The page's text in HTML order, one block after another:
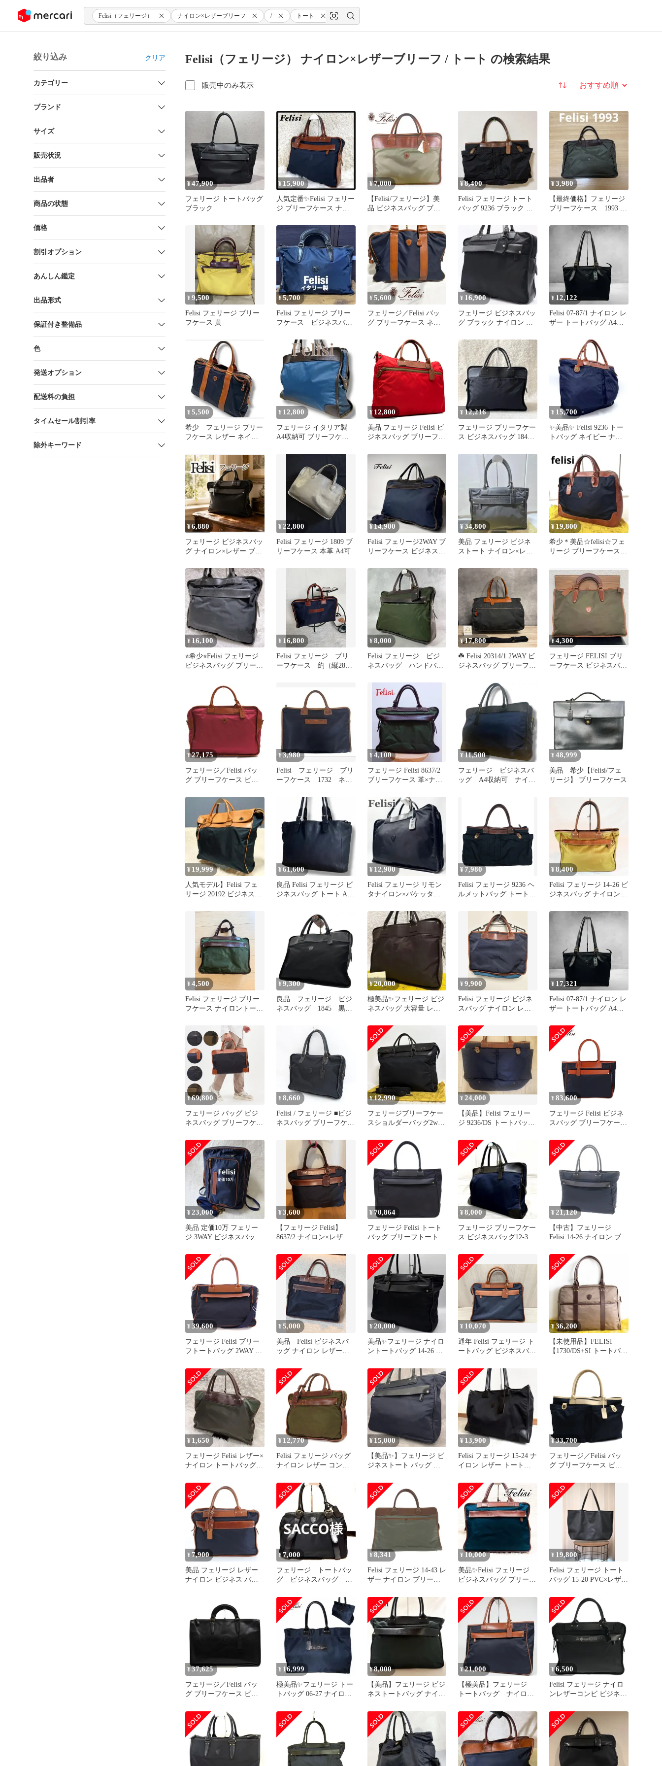
ツにスキップ Felisi（フェリージ） ナイロン×レザーブリーフ / トート
絞り込み クリア
カテゴリー
ブランド
サイズ
販売状況
出品者
商品の状態
価格
割引オプション
あんしん鑑定
出品形式
保証付き整備品
色
発送オプション
配送料の負担
タイムセール割引率
除外キーワード
Felisi（フェリージ） ナイロン×レザーブリーフ / トート の検索結果
販売中のみ表示 並び替え
¥47,900
フェリージ トートバッグ
ブラック
¥ 15,900
人気定番✨Felisi フェリー
ジ ブリーフケース ナイ
¥7,000
【Felisi/フェリージ】美
品 ビジネスバッグ ブリ
¥8,400
Felisi フェリージ トート
バッグ 9236 ブラック 保
¥3,980
【最終価格】フェリージ
ブリーフケース 1993
¥9,500
Felisi フェリージ ブリー
フケース 黄
¥5,700
Felisi フェリージ ブリー
フケース ビジネスバッ
¥5,600
フェリージ／Felisi バッ
グ ブリーフケース ネイ
¥ 16,900
フェリージ ビジネスバッ
グ ブラック ナイロン レ
8637
¥ 12,122
Felisi 07-87/1 ナイロン レ
ザー トートバッグ A4収
¥ 5,500
希少 フェリージ ブリー
フケース レザー ネイビ
¥ 12,800
フェリージ イタリア製
A4収納可 ブリーフケー
ブラウン
¥ 12,800
美品 フェリージ Felisi ビ
ジネスバッグ ブリーフケ
ロン レザー レッド 赤 A4
手提げ 通勤 出張 夏休み
帰省 お盆 敬老の日 シル
バーウィーク 秋 ギフト
プレゼント
¥ 12,216
フェリージ ブリーフケー
ス ビジネスバッグ 1845
¥ 15,700
✨美品✨ Felisi 9236 トー
トバッグ ネイビー ナイ
¥6,880
フェリージ ビジネスバッ
グ ナイロン×レザー ブラ
製
¥ 22,800
Felisi フェリージ 1809 ブ
リーフケース 本革 A4可
¥14,900
Felisi フェリージ2WAY ブ
リーフケース ビジネスバ
¥34,800
美品 フェリージ ビジネ
ストート ナイロン×レザ
ア製
¥ 19,800
希少＊美品☆felisi☆フェ
リージ ブリーフケース
可
¥ 16,100
⭐︎希少⭐︎Felisi フェリージ
ビジネスバッグ ブリーフ
¥ 16,800
Felisi フェリージ ブリ
ーフケース 約（縦28×
¥8,000
Felisi フェリージ ビジ
ネスバッグ ハンドバッ
¥17,800
☘️ Felisi 20314/1 2WAY ビ
ジネスバッグ ブリーフケ
イビー A4可 J2-1075
¥4,300
フェリージ FELISI ブリ
ーフケース ビジネスバッ
¥27,175
フェリージ／Felisi バッ
グ ブリーフケース ビジ
メンズ 男性 男性用 ナイ
ロン レザー 革 本革 ピン
ト
¥3,980
Felisi フェリージ ブリ
ーフケース 1732 ネイ
¥4,100
フェリージ Felisi 8637/2
ブリーフケース 革×ナイ
¥11,500
フェリージ ビジネスバ
ッグ A4収納可 ナイロ
¥ 48,999
美品 希少【Felisi/フェ
リージ】 ブリーフケース
¥ 19,999
人気モデル】Felisi フェ
リージ 20192 ビジネスバ
¥ 61,600
良品 Felisi フェリージ ビ
ジネスバッグ トート A4
¥ 12,900
Felisi フェリージ リモン
タナイロン×バケッタレ
¥ 7,980
Felisi フェリージ 9236 ヘ
ルメットバッグ トートバ
イロン バケッタレザー
イタリア製 A4 マチ調整
可 ブリーフケース 大容
量 メンズ レディース ユ
ニセックス 軽量 軽い 出
張 通学 通勤 営業 書類カ
バン カジュアル 鞄
¥8,400
Felisi フェリージ 14-26 ビ
ジネスバッグ ナイロン
¥4,500
Felisi フェリージ ブリー
フケース ナイロントート
¥ 9,300
良品 フェリージ ビジ
ネスバッグ 1845 黒
¥20,000
極美品✨フェリージ ビジ
ネスバッグ 大容量 レザ
ン
¥9,900
Felisi フェリージ ビジネ
スバッグ ナイロン レザ
¥ 17,321
Felisi 07-87/1 ナイロン レ
ザー トートバッグ A4収
¥69,800
フェリージ バッグ ビジ
ネスバッグ ブリーフケー
12/39 DS 選べるカラー
¥ 8,660
Felisi / フェリージ ■ビジ
ネスバッグ ブリーフケー
【バッグ/バック/BAG/鞄/
カバン】 ブランド【中
¥12,990
フェリージブリーフケー
スショルダーバッグ2way
グトート
¥ 24,000
【美品】Felisi フェリー
ジ 9236/DS トートバッグ
¥ 83,600
フェリージ Felisi ビジネ
スバッグ ブリーフケース
ディース 本革 14/26/3/DS
115000644
¥23,000
美品 定価10万 フェリー
ジ 3WAY ビジネスバッグ
¥3,600
【フェリージ Felisi】
8637/2 ナイロン×レザー
¥ 70,864
フェリージ Felisi トート
バッグ ブリーフトート
ー シルバー金具 紺
1426DS0044 【保存袋】
【中古】
¥8,000
フェリージ ブリーフケー
ス ビジネスバッグ12-39
¥ 21,120
【中古】フェリージ
Felisi 14-26 ナイロン ブリ
ビーxブラック
【W38.5xH29xD13.5】
【メンズ】
¥ 39,600
フェリージ Felisi ブリー
フトートバッグ 2WAY ハ
ナイロン レザー 切替 ロ
ゴ F 紺 ネイビー 茶 ブラ
ウン 22/55/1/DS /BB
¥5,000
美品 Felisi ビジネスバ
ッグ ナイロン レザー
¥20,000
美品✨️フェリージ ナイロ
ントートバッグ 14-26 ブ
¥ 10,070
通年 Felisi フェリージ ト
ートバッグ ビジネスバッ
ス レザー ナイロン メン
ズ 本革 B4 ブラウン×ネ
イビー
¥36,200
【未使用品】FELISI
【1730/DS+SI トートバッ
ジネス BAG 2306069
¥ 1,650
フェリージ Felisi レザー×
ナイロン トートバッグ
¥ 12,770
Felisi フェリージ バッグ
ナイロン レザー コンビ
バッグ オリーブ ブラウ
ン イタリア製 ブランド
カバン【メンズ】
¥ 15,000
【美品✨】フェリージ ビ
ジネストート バッグ ブ
26
¥ 13,900
Felisi フェリージ 15-24 ナ
イロン レザー トートバ
¥33,700
フェリージ／Felisi バッ
グ ブリーフケース ビジ
メンズ 男性 男性用 ナイ
ロン レザー 革 本革 ネイ
ビー 紺 9236/DS/1 ヘルメ
ットバッグ 定番
¥ 7,900
美品 フェリージ レザー
ナイロン ビジネス バッ
RWM DS15-8【中古】
¥7,000
フェリージ トートバッ
グ ビジネスバッグ ブ
68/2 黒
¥ 8,341
Felisi フェリージ 14-43 レ
ザー ナイロン ブリーフ
ッグ ブラウン系 グレイ
ッシュカーキ系【中古】
¥ 10,000
美品✨Felisi フェリージ
ビジネスバッグ ブリーフ
¥ 19,800
Felisi フェリージ トート
バッグ 15-20 PVC×レザー
¥ 37,625
フェリージ／Felisi バッ
グ ブリーフケース ビジ
メンズ 男性 男性用 レザ
ー 革 本革 ブラック 黒
9841/A+A 定番
¥ 16,999
極美品✨フェリージ トー
トバッグ 06-27 ナイロン
¥8,000
【美品】フェリージ ビジ
ネストートバッグ ナイロ
¥21,000
【極美品】フェリージ
トートバッグ ナイロ
14-26
¥6,500
Felisi フェリージ ナイロ
ンレザーコンビ ビジネス